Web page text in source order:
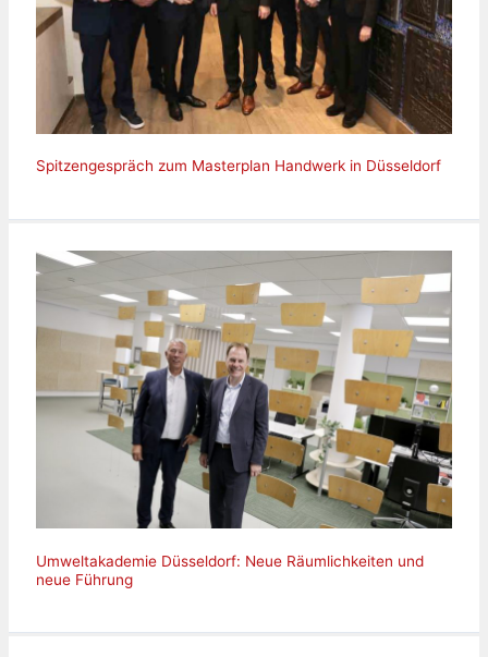
Spitzengespräch zum Masterplan Handwerk in Düsseldorf
Umweltakademie Düsseldorf: Neue Räumlichkeiten und
neue Führung